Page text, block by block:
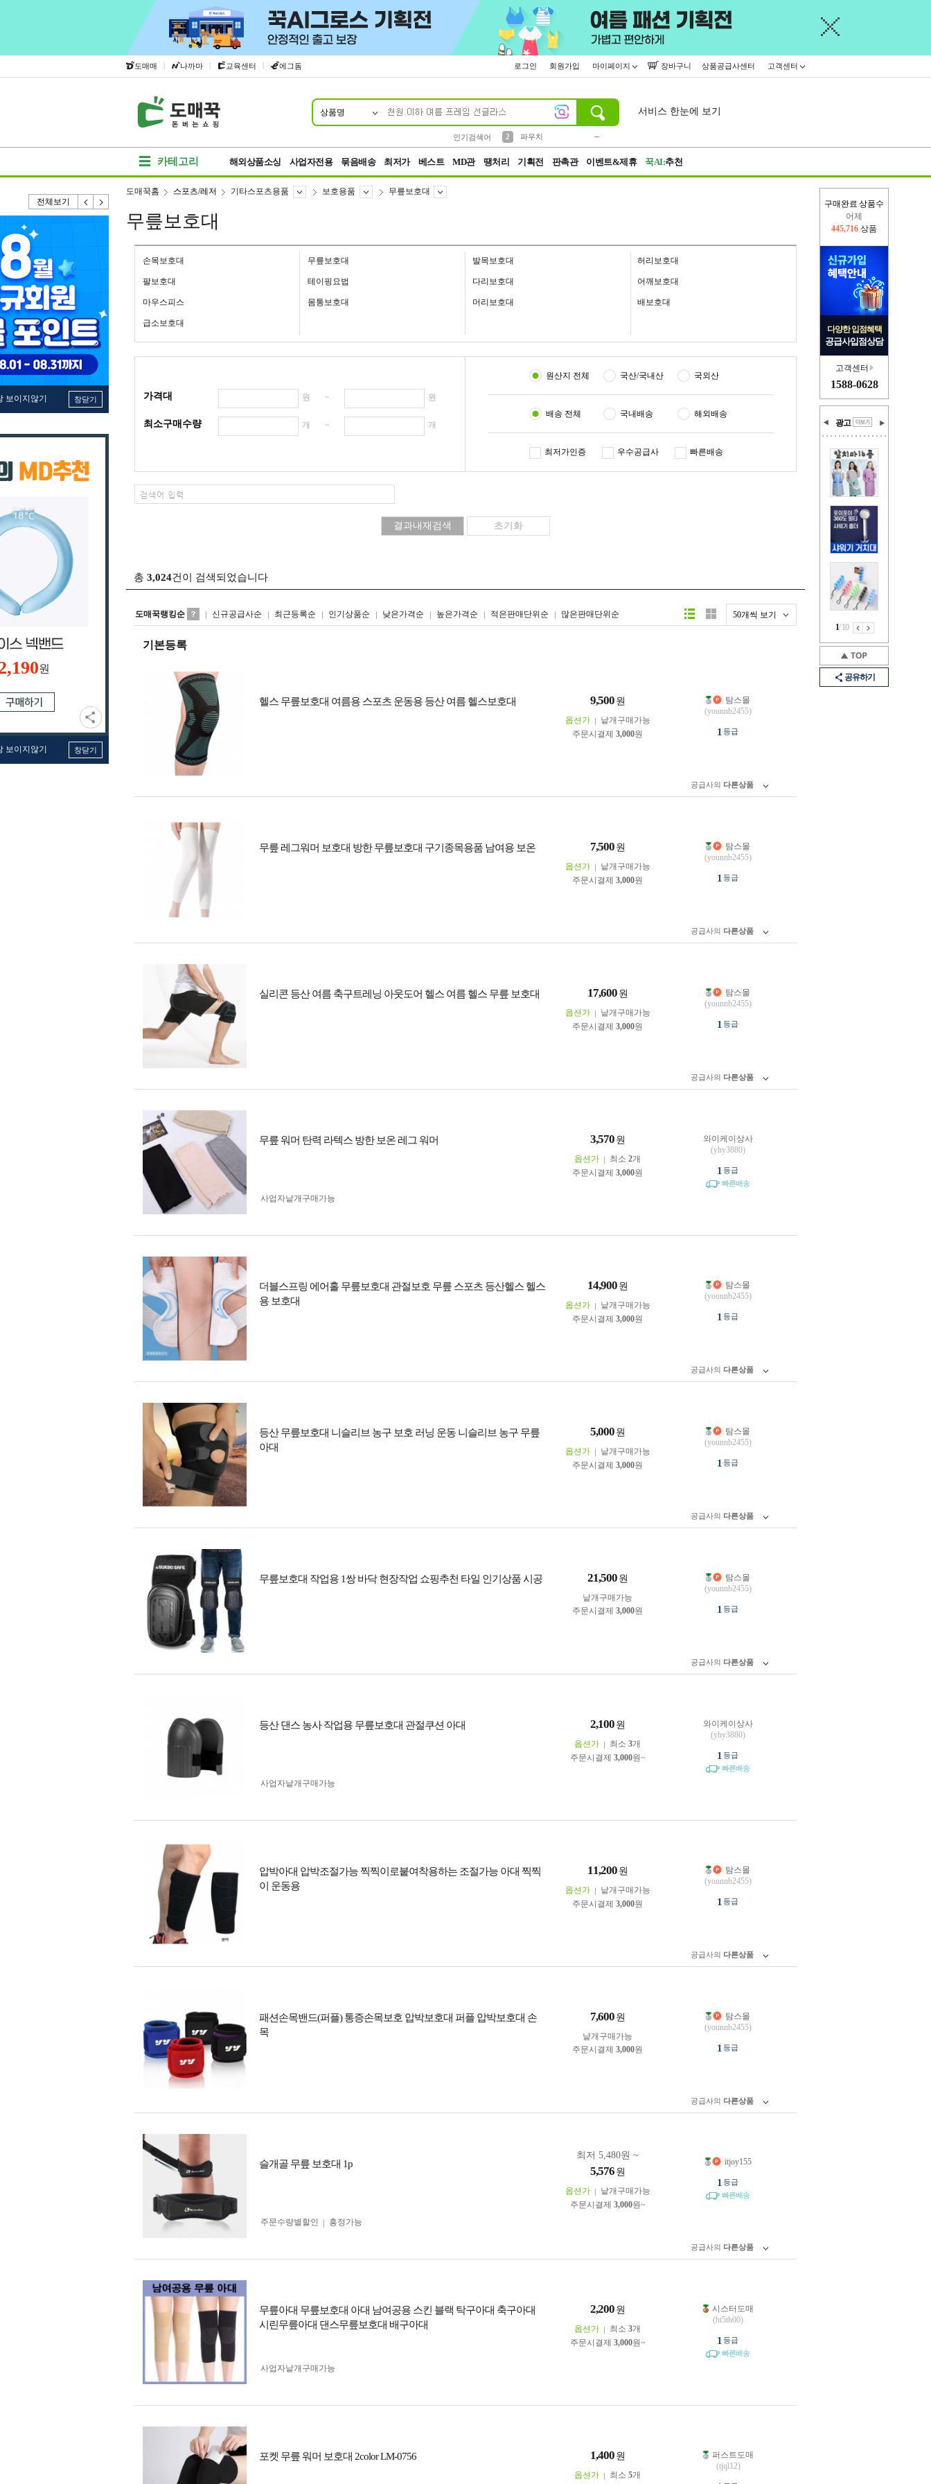
도매매 | 나까마 | 교육센터 | 에그돔 로그인 회원가입 마이페이지 장바구니 상품공급사센터 고객센터
상품명
인기검색어
2
파우치
서비스 한눈에 보기
카테고리 해외상품소싱 사업자전용 묶음배송 최저가 베스트 MD관 땡처리 기획전 판촉관 이벤트&제휴 꾹AI:추천
전체보기
보이지않기 창닫기
원
보이지않기 창닫기
구매완료 상품수
오늘(현재)
378,168 상품
다양한 입점혜택
공급사입점상담
고객센터
1588-0628
광고
1/10
공유하기
도매꾹홈 스포츠/레저 기타스포츠용품 보호용품 무릎보호대
무릎보호대
손목보호대 무릎보호대 발목보호대 허리보호대
팔보호대 테이핑요법 다리보호대 어깨보호대
마우스피스 몸통보호대 머리보호대 배보호대
급소보호대
가격대 원 ~ 원
최소구매수량 개 ~ 개
원산지 전체 국산/국내산 국외산
배송 전체 국내배송 해외배송
최저가인증 우수공급사 빠른배송
총 3,024건이 검색되었습니다
도매꾹랭킹순 신규공급사순 최근등록순 인기상품순 낮은가격순 높은가격순 적은판매단위순 많은판매단위순 50개씩 보기
리스트형갤러리형
기본등록
헬스 무릎보호대 여름용 스포츠 운동용 등산 여름 헬스보호대 9,500 원
옵션가
낱개구매가능
주문시결제 3,000원
탐스몰
(younnb2455)
1 등급
공급사의 다른상품
무릎 레그워머 보호대 방한 무릎보호대 구기종목용품 남여용 보온 7,500 원
옵션가
낱개구매가능
주문시결제 3,000원
탐스몰
(younnb2455)
1 등급
공급사의 다른상품
실리콘 등산 여름 축구트레닝 아웃도어 헬스 여름 헬스 무릎 보호대 17,600 원
옵션가
낱개구매가능
주문시결제 3,000원
탐스몰
(younnb2455)
1 등급
공급사의 다른상품
무릎 워머 탄력 라텍스 방한 보온 레그 워머 3,570 원
옵션가 최소 2개
주문시결제 3,000원
사업자 낱개구매가능
와이케이상사
(yhy3880)
1 등급
빠른배송
더블스프링 에어홀 무릎보호대 관절보호 무릎 스포츠 등산헬스 헬스
용 보호대
14,900 원
옵션가
낱개구매가능
주문시결제 3,000원
탐스몰
(younnb2455)
1 등급
공급사의 다른상품
등산 무릎보호대 니슬리브 농구 보호 러닝 운동 니슬리브 농구 무릎
아대
5,000 원
옵션가
낱개구매가능
주문시결제 3,000원
탐스몰
(younnb2455)
1 등급
공급사의 다른상품
무릎보호대 작업용 1쌍 바닥 현장작업 쇼핑추천 타일 인기상품 시공 21,500 원
낱개구매가능
주문시결제 3,000원
탐스몰
(younnb2455)
1 등급
공급사의 다른상품
등산 댄스 농사 작업용 무릎보호대 관절쿠션 아대 2,100 원
옵션가 최소 3개
주문시결제 3,000원~
사업자 낱개구매가능
와이케이상사
(yhy3880)
1 등급
빠른배송
압박아대 압박조절가능 찍찍이로붙여착용하는 조절가능 아대 찍찍
이 운동용
11,200 원
옵션가
낱개구매가능
주문시결제 3,000원
탐스몰
(younnb2455)
1 등급
공급사의 다른상품
패션손목밴드(퍼플) 통증손목보호 압박보호대 퍼플 압박보호대 손
목
7,600 원
낱개구매가능
주문시결제 3,000원
탐스몰
(younnb2455)
1 등급
공급사의 다른상품
슬개골 무릎 보호대 1p
최저 5,480원 ~
5,576 원
옵션가
낱개구매가능
주문시결제 3,000원~
주문수량별할인
흥정가능
itjoy155
1 등급
빠른배송
공급사의 다른상품
무릎아대 무릎보호대 아대 남여공용 스킨 블랙 탁구아대 축구아대
시린무릎아대 댄스무릎보호대 배구아대
2,200 원
옵션가 최소 3개
주문시결제 3,000원~
사업자 낱개구매가능
시스터도매
(ht5th00)
1 등급
빠른배송
포켓 무릎 워머 보호대 2color LM-0756 1,400 원
옵션가 최소 5개
퍼스트도매
(tjql12)